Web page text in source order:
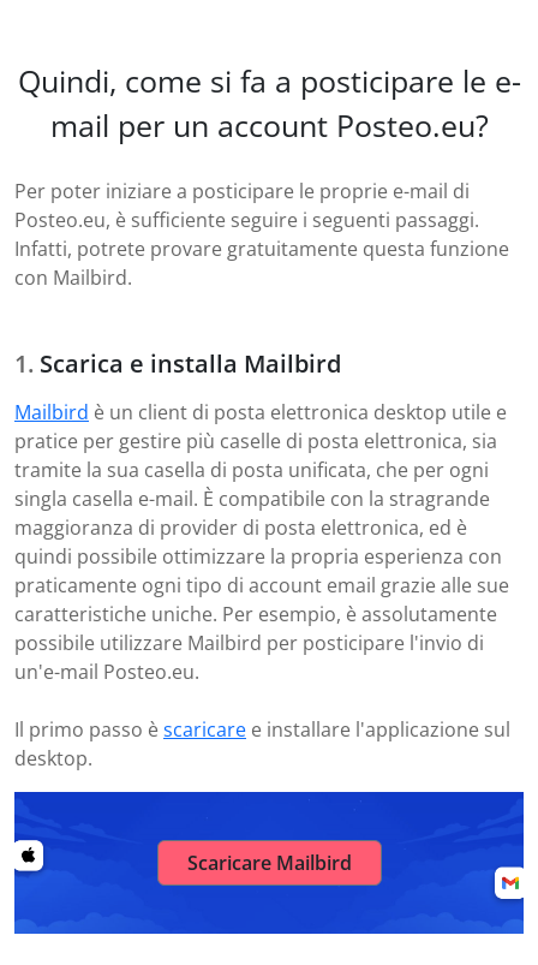
Quindi, come si fa a posticipare le e-
mail per un account Posteo.eu?
Per poter iniziare a posticipare le proprie e-mail di
Posteo.eu, è sufficiente seguire i seguenti passaggi.
Infatti, potrete provare gratuitamente questa funzione
con Mailbird.
Scarica e installa Mailbird
Mailbird è un client di posta elettronica desktop utile e
pratice per gestire più caselle di posta elettronica, sia
tramite la sua casella di posta unificata, che per ogni
singla casella e-mail. È compatibile con la stragrande
maggioranza di provider di posta elettronica, ed è
quindi possibile ottimizzare la propria esperienza con
praticamente ogni tipo di account email grazie alle sue
caratteristiche uniche. Per esempio, è assolutamente
possibile utilizzare Mailbird per posticipare l'invio di
un'e-mail Posteo.eu.
Il primo passo èscaricare e installare l'applicazione sul
desktop.
Scaricare Mailbird